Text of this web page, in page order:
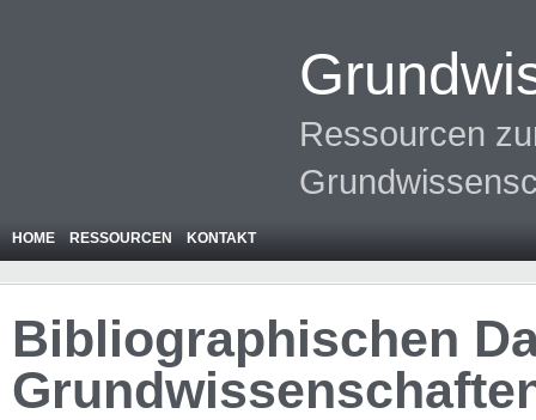
Ressourcen
HOME RESSOURCEN KONTAKT
Bibliographischen